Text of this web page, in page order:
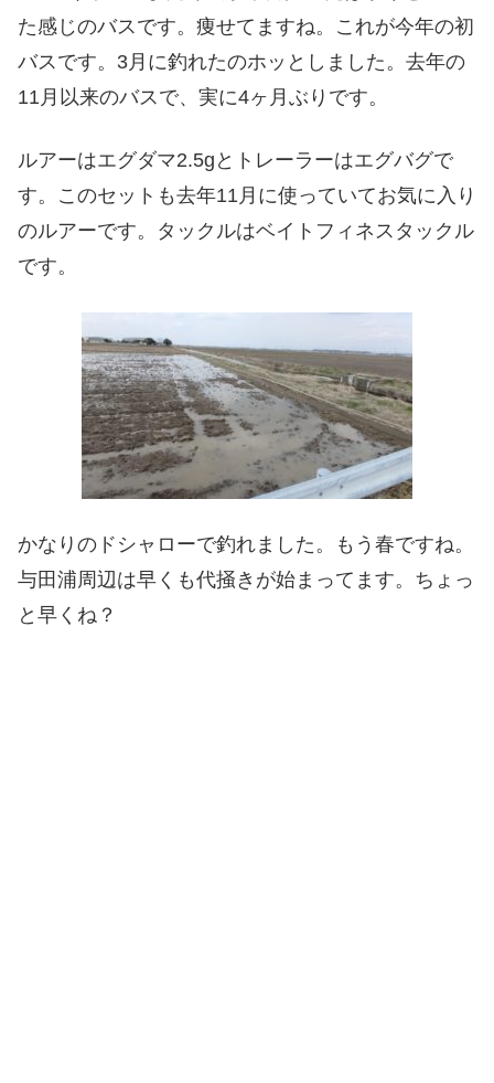
た感じのバスです。痩せてますね。これが今年の初
バスです。3月に釣れたのホッとしました。去年の
11月以来のバスで、実に4ヶ月ぶりです。
ルアーはエグダマ2.5gとトレーラーはエグバグで
す。このセットも去年11月に使っていてお気に入り
のルアーです。タックルはベイトフィネスタックル
です。
かなりのドシャローで釣れました。もう春ですね。
与田浦周辺は早くも代掻きが始まってます。ちょっ
と早くね？